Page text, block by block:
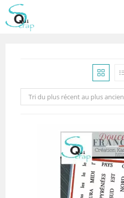
Skip
content
Tri du plus récent au plus ancien